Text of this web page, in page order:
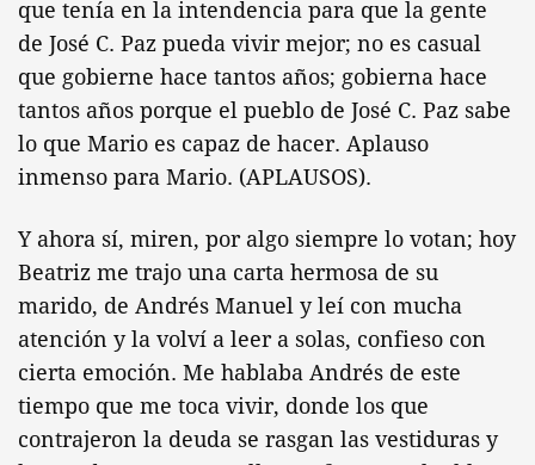
que tenía en la intendencia para que la gente
de José C. Paz pueda vivir mejor; no es casual
que gobierne hace tantos años; gobierna hace
tantos años porque el pueblo de José C. Paz sabe
lo que Mario es capaz de hacer. Aplauso
inmenso para Mario. (APLAUSOS).
Y ahora sí, miren, por algo siempre lo votan; hoy
Beatriz me trajo una carta hermosa de su
marido, de Andrés Manuel y leí con mucha
atención y la volví a leer a solas, confieso con
cierta emoción. Me hablaba Andrés de este
tiempo que me toca vivir, donde los que
contrajeron la deuda se rasgan las vestiduras y